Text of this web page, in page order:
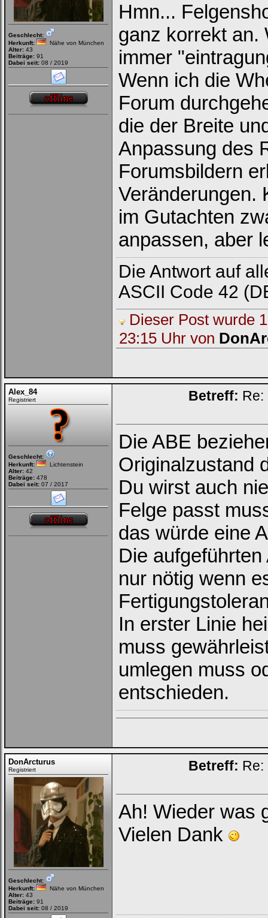
Geschlecht:
Herkunft:
Nähe von München
Alter: 43
Beiträge: 91
Dabei seit: 08 / 2019
Hmn...
ganz korrekt an.
immer
Wenn ich die
Forum
die der Breite
Anpassung des
Forumsbildern
Veränderungen.
im Gutachten
anpassen, aber
Die Antwort auf
ASCII Code 42
Dieser Post wurde
23:15 Uhr von
Alex_84
Registriert
Geschlecht:
Herkunft:
Lichtenstein
Alter: 42
Beiträge: 478
Dabei seit: 07 / 2017
Betreff:
Die ABE
Originalzustand
Du wirst auch
Felge passt
das würde eine
Die
nur nötig wenn
In erster Linie
muss
umlegen muss
entschieden.
DonArcturus
Registriert
Geschlecht:
Herkunft:
Nähe von München
Alter: 43
Beiträge: 91
Dabei seit: 08 / 2019
Betreff:
Ah! Wieder was
Vielen Dank